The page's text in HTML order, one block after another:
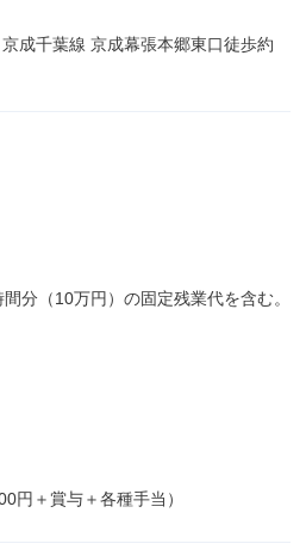
成千葉線 京成幕張本郷東口徒歩約
分（10万円）の固定残業代を含む。
円＋賞与＋各種手当）